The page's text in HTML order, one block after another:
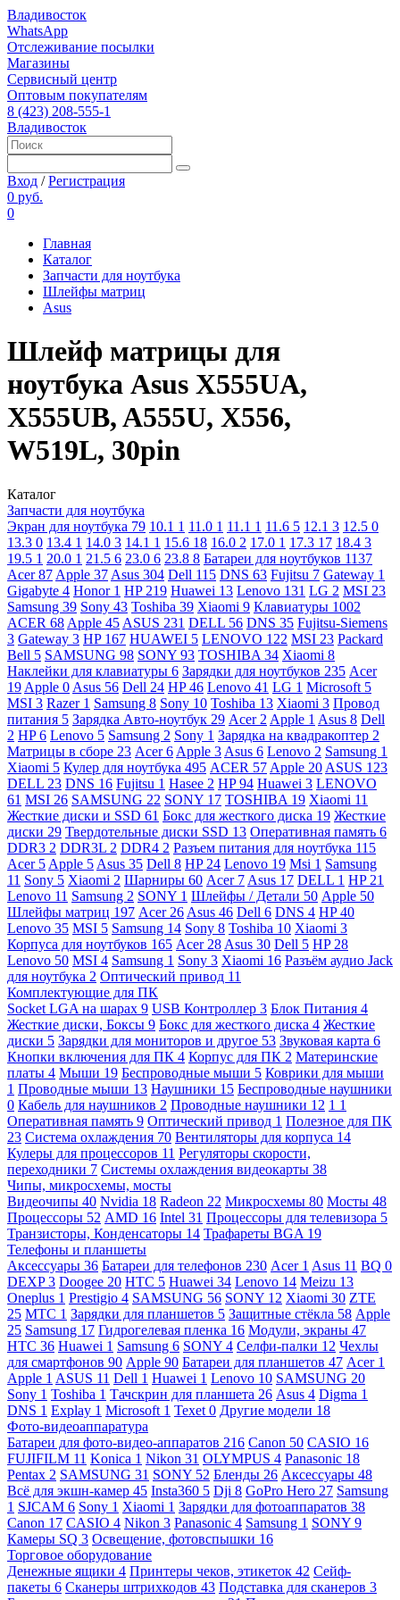
Владивосток
WhatsApp
Отслеживание посылки
Магазины
Сервисный центр
Оптовым покупателям
8 (423) 208-555-1
Владивосток
Вход /Регистрация
0 руб.
0
Главная
Каталог
Запчасти для ноутбука
Шлейфы матриц
Asus
Шлейф матрицы для
ноутбука Asus X555UA,
X555UB, A555U, X556,
W519L, 30pin
Каталог
Запчасти для ноутбука
Экран для ноутбука 79 10.1 1 11.0 1 11.1 1 11.6 5 12.1 3 12.5 0
13.3 0 13.4 1 14.0 3 14.1 1 15.6 18 16.0 2 17.0 1 17.3 17 18.4 3
19.5 1 20.0 1 21.5 6 23.0 6 23.8 8 Батареи для ноутбуков 1137
Acer87 Apple 37 Asus 304 Dell 115 DNS 63 Fujitsu 7 Gateway 1
Gigabyte 4 Honor 1 HP 219 Huawei 13 Lenovo 131 LG 2 MSI 23
Samsung 39 Sony 43 Toshiba 39 Xiaomi 9 Клавиатуры 1002
ACER 68 Apple 45 ASUS 231 DELL 56 DNS 35 Fujitsu-Siemens
3 Gateway 3 HP 167 HUAWEI 5 LENOVO 122 MSI 23 Packard
Bell 5 SAMSUNG 98 SONY 93 TOSHIBA 34 Xiaomi 8
Наклейки для клавиатуры 6 Зарядки для ноутбуков 235 Acer
19 Apple 0 Asus 56 Dell 24 HP46 Lenovo 41 LG 1 Microsoft 5
MSI 3 Razer 1 Samsung 8 Sony 10 Toshiba 13 Xiaomi 3 Провод
питания 5 Зарядка Авто-ноутбук 29 Acer 2 Apple 1 Asus 8 Dell
2 HP6 Lenovo 5 Samsung 2 Sony 1 Зарядка на квадракоптер 2
Матрицы в сборе 23 Acer6 Apple 3 Asus 6 Lenovo 2 Samsung 1
Xiaomi 5 Кулер для ноутбука 495 ACER 57 Apple 20 ASUS 123
DELL 23 DNS 16 Fujitsu 1 Hasee 2 HP94 Huawei 3 LENOVO
61 MSI 26 SAMSUNG 22 SONY 17 TOSHIBA 19 Xiaomi 11
Жесткие диски и SSD 61 Бокс для жесткого диска 19 Жесткие
диски 29 Твердотельные диски SSD 13 Оперативная память 6
DDR3 2 DDR3L 2 DDR4 2 Разъем питания для ноутбука 115
Acer 5 Apple 5 Asus 35 Dell 8 HP 24 Lenovo 19 Msi 1 Samsung
11 Sony 5 Xiaomi 2 Шарниры 60 Acer 7 Asus 17 DELL 1 HP 21
Lenovo 11 Samsung 2 SONY 1 Шлейфы / Детали 50 Apple 50
Шлейфы матриц 197 Acer 26 Asus 46 Dell 6 DNS 4 HP40
Lenovo 35 MSI 5 Samsung 14 Sony 8 Toshiba 10 Xiaomi 3
Корпуса для ноутбуков 165 Acer 28 Asus 30 Dell 5 HP 28
Lenovo 50 MSI 4 Samsung 1 Sony 3 Xiaomi 16 Разъём аудио Jack
для ноутбука 2 Оптический привод 11
Комплектующие для ПК
Socket LGA на шарах 9 USB Контроллер 3 Блок Питания 4
Жесткие диски, Боксы 9 Бокс для жесткого диска 4 Жесткие
диски 5 Зарядки для мониторов и другое 53 Звуковая карта 6
Кнопки включения для ПК 4 Корпус для ПК 2 Материнские
платы 4 Мыши 19 Беспроводные мыши 5 Коврики для мыши
1 Проводные мыши 13 Наушники 15 Беспроводные наушники
0 Кабель для наушников 2 Проводные наушники 12 1 1
Оперативная память 9 Оптический привод 1 Полезное для ПК
23 Система охлаждения 70 Вентиляторы для корпуса 14
Кулеры для процессоров 11 Регуляторы скорости,
переходники 7 Системы охлаждения видеокарты 38
Чипы, микросхемы, мосты
Видеочипы 40 Nvidia 18 Radeon 22 Микросхемы 80 Мосты 48
Процессоры 52 AMD 16 Intel 31 Процессоры для телевизора 5
Транзисторы, Конденсаторы 14 Трафареты BGA 19
Телефоны и планшеты
Аксессуары 36 Батареи для телефонов 230 Acer 1 Asus 11 BQ 0
DEXP3 Doogee 20 HTC 5 Huawei 34 Lenovo 14 Meizu 13
Oneplus 1 Prestigio 4 SAMSUNG 56 SONY 12 Xiaomi 30 ZTE
25 МТС 1 Зарядки для планшетов 5 Защитные стёкла 58 Apple
25 Samsung 17 Гидрогелевая пленка 16 Модули, экраны 47
HTC 36 Huawei 1 Samsung 6 SONY 4 Селфи-палки 12 Чехлы
для смартфонов 90 Apple 90 Батареи для планшетов 47 Acer 1
Apple 1 ASUS 11 Dell 1 Huawei 1 Lenovo 10 SAMSUNG 20
Sony 1 Toshiba 1 Тачскрин для планшета 26 Asus 4 Digma 1
DNS 1 Explay 1 Microsoft 1 Texet 0 Другие модели 18
Фото-видеоаппаратура
Батареи для фото-видео-аппаратов 216 Canon 50 CASIO 16
FUJIFILM 11 Konica 1 Nikon 31 OLYMPUS 4 Panasonic 18
Pentax 2 SAMSUNG 31 SONY 52 Бленды 26 Аксессуары 48
Всё для экшн-камер 45 Insta360 5 Dji 8 GoPro Hero 27 Samsung
1 SJCAM 6 Sony 1 Xiaomi 1 Зарядки для фотоаппаратов 38
Canon 17 CASIO 4 Nikon 3 Panasonic 4 Samsung 1 SONY 9
Камеры SQ 3 Освещение, фотовспышки 16
Торговое оборудование
Денежные ящики 4 Принтеры чеков, этикеток 42 Сейф-
пакеты 6 Сканеры штрихкодов 43 Подставка для сканеров 3